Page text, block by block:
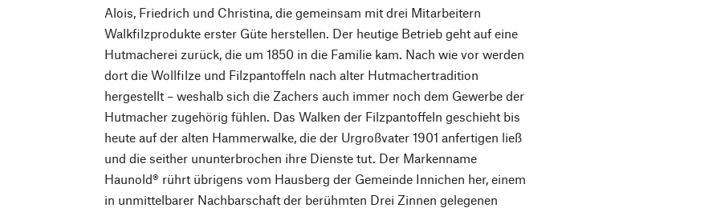
Alois, Friedrich und Christina, die gemeinsam mit drei Mitarbeitern
Walkfilzprodukte erster Güte herstellen. Der heutige Betrieb geht auf eine
Hutmacherei zurück, die um 1850 in die Familie kam. Nach wie vor werden
dort die Wollfilze und Filzpantoffeln nach alter Hutmachertradition
hergestellt – weshalb sich die Zachers auch immer noch dem Gewerbe der
Hutmacher zugehörig fühlen. Das Walken der Filzpantoffeln geschieht bis
heute auf der alten Hammerwalke, die der Urgroßvater 1901 anfertigen ließ
und die seither ununterbrochen ihre Dienste tut. Der Markenname
Haunold® rührt übrigens vom Hausberg der Gemeinde Innichen her, einem
in unmittelbarer Nachbarschaft der berühmten Drei Zinnen gelegenen